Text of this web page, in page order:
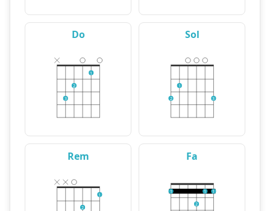
Do
3
2
1
Sol
2
1
3
Rem
2
1
Fa
1
2
1 1